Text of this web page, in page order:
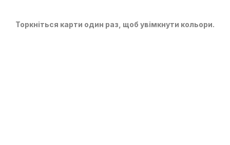
Торкніться карти один раз, щоб увімкнути кольори.